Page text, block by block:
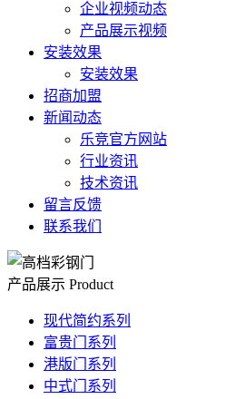
企业视频动态
产品展示视频
安装效果
安装效果
招商加盟
新闻动态
乐竞官方网站
行业资讯
技术资讯
留言反馈
联系我们
产品展示 Product
现代简约系列
富贵门系列
港版门系列
中式门系列